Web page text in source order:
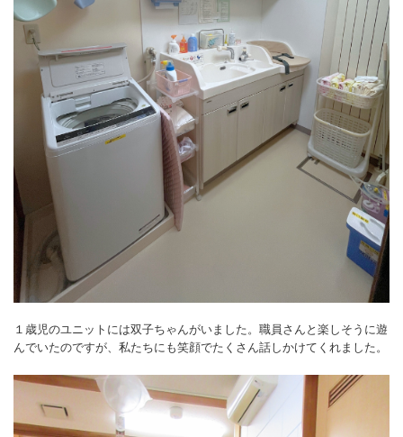
１歳児のユニットには双子ちゃんがいました。職員さんと楽しそうに遊
んでいたのですが、私たちにも笑顔でたくさん話しかけてくれました。